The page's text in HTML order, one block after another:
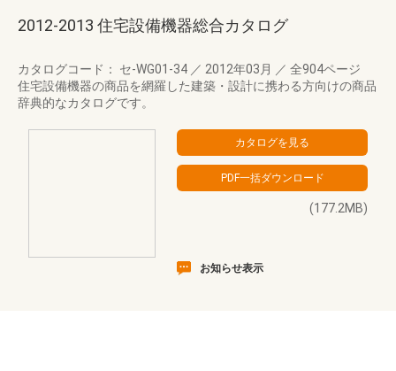
2012-2013 住宅設備機器総合カタログ
カタログコード： セ-WG01-34 ／ 2012年03月 ／ 全904ページ
住宅設備機器の商品を網羅した建築・設計に携わる方向けの商品
辞典的なカタログです。
(177.2MB)
お知らせ表示